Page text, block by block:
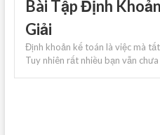
Bài Tập Định
Giải
Định khoản kế toán là việc mà
Tuy nhiên rất nhiều bạn vẫn